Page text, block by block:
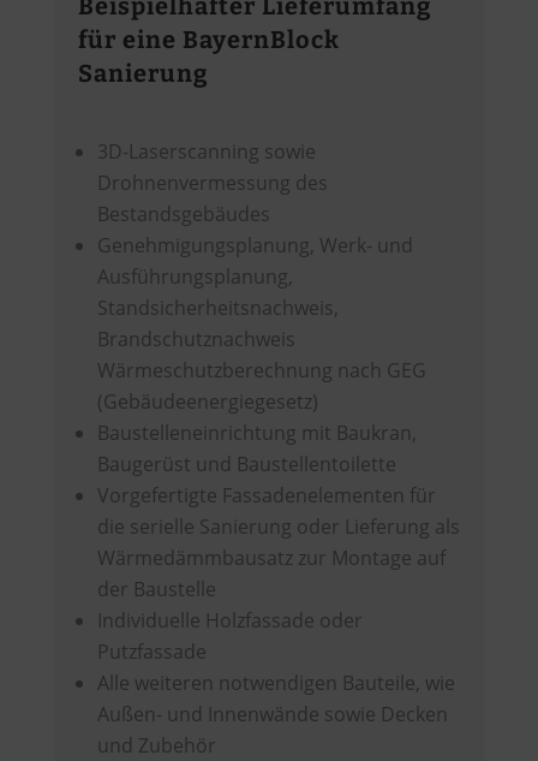
Beispielhafter Lieferumfang
für eine BayernBlock
Sanierung
3D-Laserscanning sowie
Drohnenvermessung des
Bestandsgebäudes
Genehmigungsplanung, Werk- und
Ausführungsplanung,
Standsicherheitsnachweis,
Brandschutznachweis
Wärmeschutzberechnung nach GEG
(Gebäudeenergiegesetz)
Baustelleneinrichtung mit Baukran,
Baugerüst und Baustellentoilette
Vorgefertigte Fassadenelementen für
die serielle Sanierung oder Lieferung als
Wärmedämmbausatz zur Montage auf
der Baustelle
Individuelle Holzfassade oder
Putzfassade
Alle weiteren notwendigen Bauteile, wie
Außen- und Innenwände sowie Decken
und Zubehör